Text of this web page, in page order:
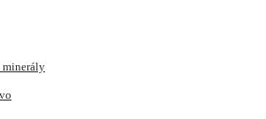
minerály